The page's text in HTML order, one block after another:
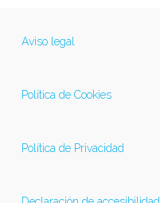
Aviso legal
Política de Cookies
Política de Privacidad